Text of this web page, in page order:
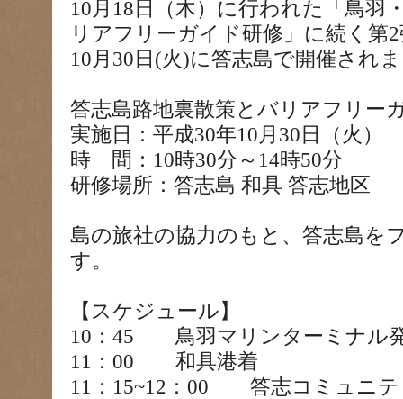
10月18日（木）に行われた「鳥羽
リアフリーガイド研修」に続く第
10月30日(火)に答志島で開催され
答志島路地裏散策とバリアフリー
実施日：平成30年10月30日（火）
時 間：10時30分～14時50分
研修場所：答志島 和具 答志地区
島の旅社の協力のもと、答志島を
す。
【スケジュール】
10：45 鳥羽マリンターミナル
11：00 和具港着
11：15~12：00 答志コミュニ